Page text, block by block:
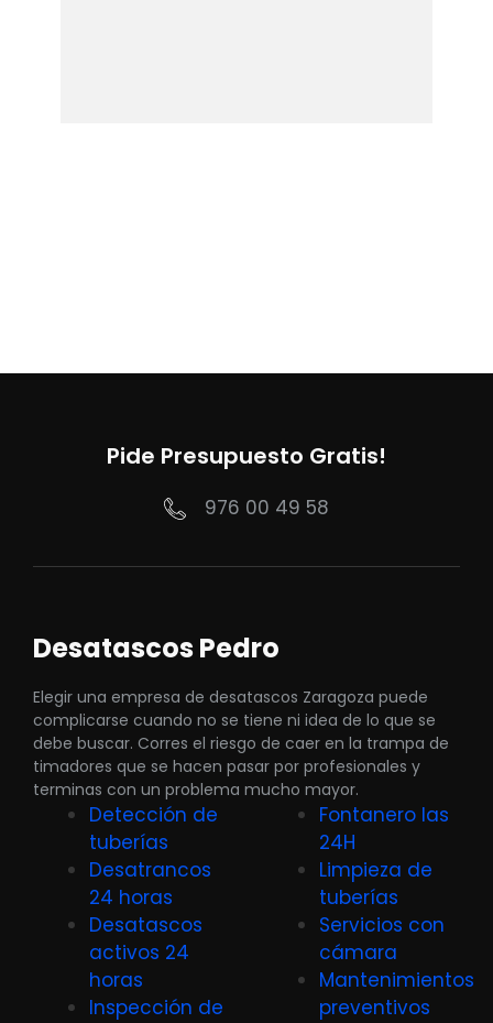
Pide Presupuesto Gratis!
976 00 49 58
Desatascos Pedro
Elegir una empresa de desatascos Zaragoza puede
complicarse cuando no se tiene ni idea de lo que se
debe buscar. Corres el riesgo de caer en la trampa de
timadores que se hacen pasar por profesionales y
terminas con un problema mucho mayor.
Detección de
tuberías
Desatrancos
24 horas
Desatascos
activos 24
horas
Inspección de
Fontanero las
24H
Limpieza de
tuberías
Servicios con
cámara
Mantenimientos
preventivos